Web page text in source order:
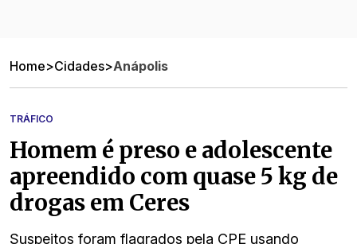
Home>Cidades>Anápolis
TRÁFICO
Homem é preso e adolescente
apreendido com quase 5 kg de
drogas em Ceres
Suspeitos foram flagrados pela CPE usando